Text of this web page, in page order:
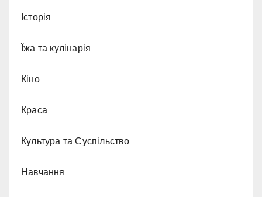
Історія
Їжа та кулінарія
Кіно
Краса
Культура та Суспільство
Навчання